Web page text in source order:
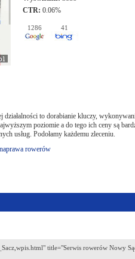
CTR: 0.06%
1286 41
to dorabianie kluczy,
poziomie a do tego ich ceny są
usług. Podołamy każdemu zleceniu.
naprawa rowerów